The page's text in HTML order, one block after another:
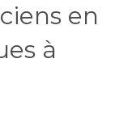
en
à